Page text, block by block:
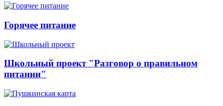
Горячее питание
Школьный проект "Разговор о правильном
питании"